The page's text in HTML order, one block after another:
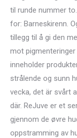
til runde nummer
for: Barneskirenn.
tillegg til å gi den
mot
inneholder
strålende og sunn
vecka, det är svårt
där. ReJuve er et
gjennom de øvre
oppstramming av